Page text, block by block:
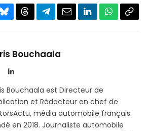
BlueskyThreadsPartager
Telegram
EmailLinkedInWhatsApp
Bouchaala
LinkedIn
Bouchaala est Directeur de
et Rédacteur en chef de
média automobile français
en 2018. Journaliste automobile